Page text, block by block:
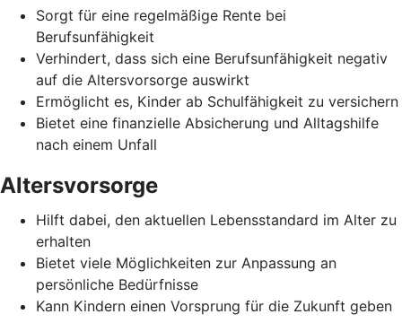
Sorgt für eine regelmäßige Rente bei
Berufsunfähigkeit
Verhindert, dass sich eine Berufsunfähigkeit negativ
auf die Altersvorsorge auswirkt
Ermöglicht es, Kinder ab Schulfähigkeit zu versichern
Bietet eine finanzielle Absicherung und Alltagshilfe
nach einem Unfall
Altersvorsorge
Hilft dabei, den aktuellen Lebensstandard im Alter zu
erhalten
Bietet viele Möglichkeiten zur Anpassung an
persönliche Bedürfnisse
Kann Kindern einen Vorsprung für die Zukunft geben